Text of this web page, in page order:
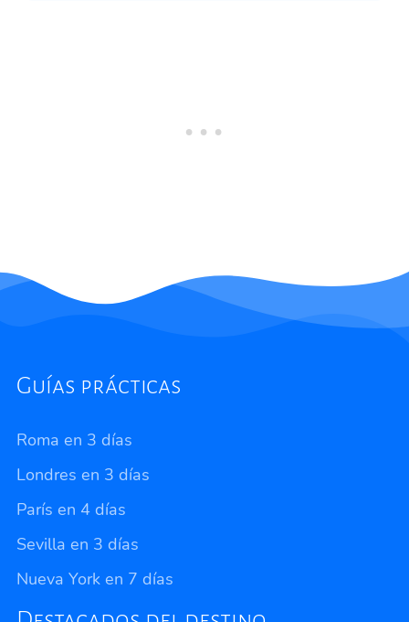
Guías prácticas
Roma en 3 días
Londres en 3 días
París en 4 días
Sevilla en 3 días
Nueva York en 7 días